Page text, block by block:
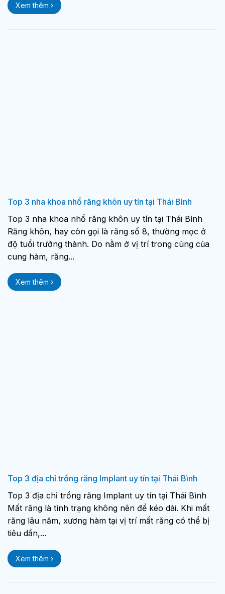
Xem thêm
Top 3 nha khoa nhổ răng khôn uy tín tại Thái Bình
Top 3 nha khoa nhổ răng khôn uy tín tại Thái Bình
Răng khôn, hay còn gọi là răng số 8, thường mọc ở
độ tuổi trưởng thành. Do nằm ở vị trí trong cùng của
cung hàm, răng...
Xem thêm
Top 3 địa chỉ trồng răng Implant uy tín tại Thái Bình
Top 3 địa chỉ trồng răng Implant uy tín tại Thái Bình
Mất răng là tình trạng không nên để kéo dài. Khi mất
răng lâu năm, xương hàm tại vị trí mất răng có thể bị
tiêu dần,...
Xem thêm